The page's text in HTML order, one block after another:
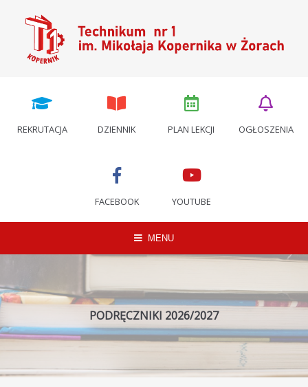
REKRUTACJA DZIENNIK PLAN LEKCJI OGŁOSZENIA
FACEBOOK YOUTUBE
MENU
PODRĘCZNIKI 2026/2027